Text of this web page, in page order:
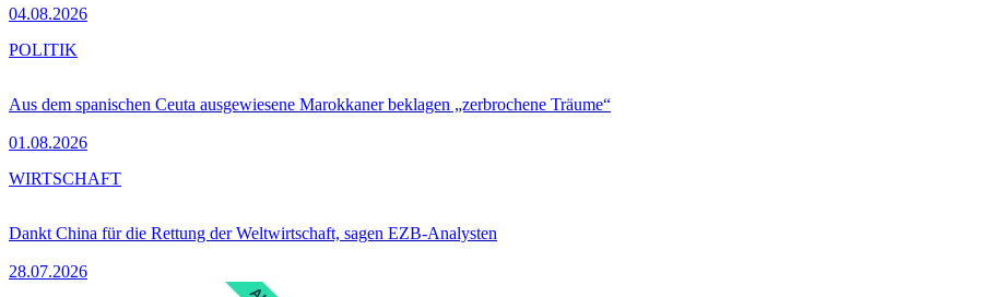
04.08.2026
Aus dem spanischen Ceuta ausgewiesene Marokkaner beklagen „zerbrochene Träume“
01.08.2026
POLITIK
Dankt China für die Rettung der Weltwirtschaft, sagen EZB-Analysten
28.07.2026
WIRTSCHAFT